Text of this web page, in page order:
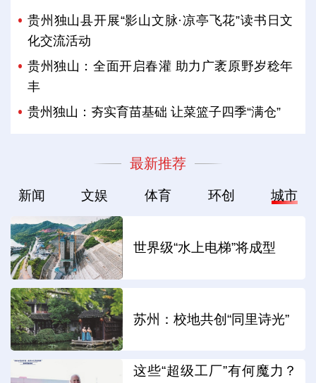
贵州独山县开展“影山文脉·凉亭飞花”读书日文
化交流活动
贵州独山：全面开启春灌 助力广袤原野岁稔年
丰
贵州独山：夯实育苗基础 让菜篮子四季“满仓”
最新推荐
新闻 文娱 体育 环创 城市
世界级“水上电梯”将成型
苏州：校地共创“同里诗光”
这些“超级工厂”有何魔力？